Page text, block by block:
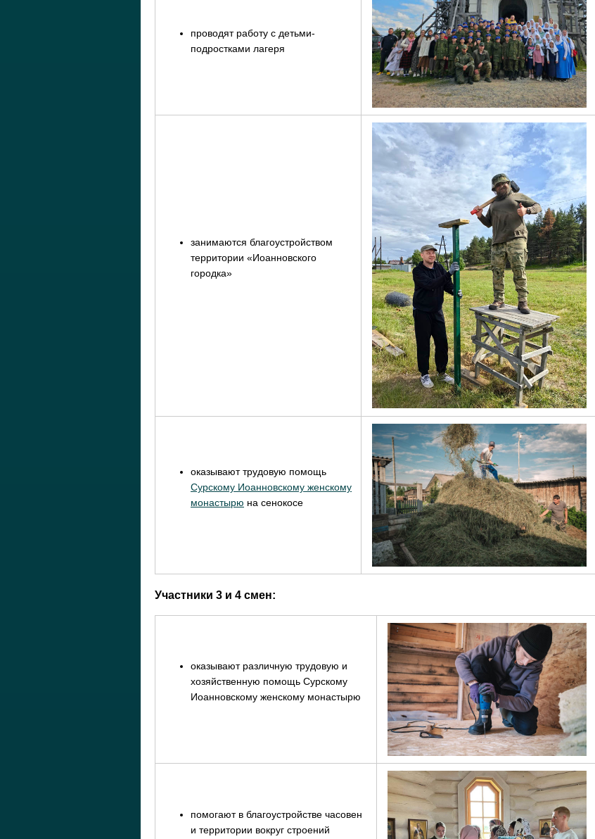
проводят работу с детьми-
подростками лагеря
занимаются благоустройством
территории «Иоанновского
городка»
оказывают трудовую помощь
Сурскому Иоанновскому женскому
монастырю на сенокосе
Участники 3 и 4 смен:
оказывают различную трудовую и
хозяйственную помощь Сурскому
Иоанновскому женскому монастырю
помогают в благоустройстве часовен
и территории вокруг строений